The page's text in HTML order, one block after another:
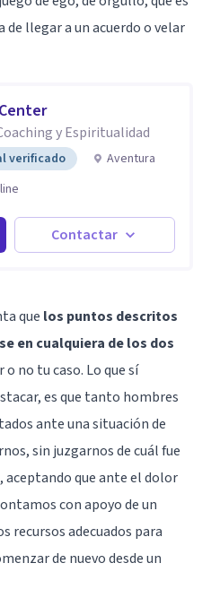
llegar a un acuerdo o velar
y Espiritualidad
verificado
Aventura
Contactar
que los puntos descritos
en cualquiera de los dos
o no tu caso. Lo que sí
es que tanto hombres
ante una situación de
sin juzgarnos de cuál fue
que ante el dolor
con apoyo de un
recursos adecuados para
de nuevo desde un